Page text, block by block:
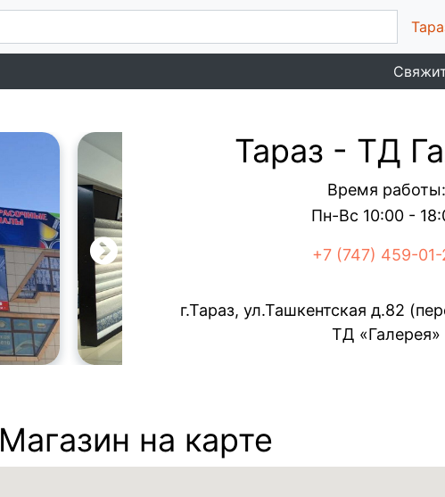
Тараз - ТД
Время работы:
Пн-Вс 10:00 -
+7 (747) 459-01-
г.Тараз, ул.Ташкентская д.82
ТД «Галерея»
Магазин на карте